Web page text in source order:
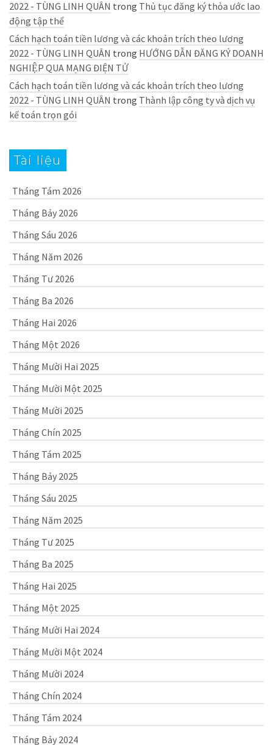
2022 - TÙNG LINH QUÂN trong Thủ tục đăng ký thỏa ước lao
động tập thể
Cách hạch toán tiền lương và các khoản trích theo lương
2022 - TÙNG LINH QUÂN trong HƯỚNG DẪN ĐĂNG KÝ DOANH
NGHIỆP QUA MẠNG ĐIỆN TỬ
Cách hạch toán tiền lương và các khoản trích theo lương
2022 - TÙNG LINH QUÂN trong Thành lập công ty và dịch vụ
kế toán trọn gói
Tài liệu
Tháng Tám 2026
Tháng Bảy 2026
Tháng Sáu 2026
Tháng Năm 2026
Tháng Tư 2026
Tháng Ba 2026
Tháng Hai 2026
Tháng Một 2026
Tháng Mười Hai 2025
Tháng Mười Một 2025
Tháng Mười 2025
Tháng Chín 2025
Tháng Tám 2025
Tháng Bảy 2025
Tháng Sáu 2025
Tháng Năm 2025
Tháng Tư 2025
Tháng Ba 2025
Tháng Hai 2025
Tháng Một 2025
Tháng Mười Hai 2024
Tháng Mười Một 2024
Tháng Mười 2024
Tháng Chín 2024
Tháng Tám 2024
Tháng Bảy 2024